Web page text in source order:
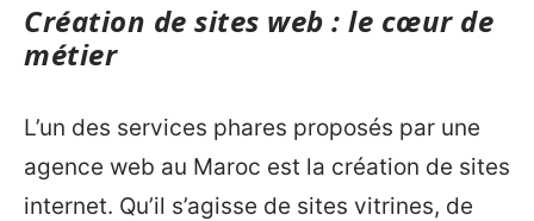
Création de sites web : le cœur de
métier
L’un des services phares proposés par une
agence web au Maroc est la création de sites
internet. Qu’il s’agisse de sites vitrines, de